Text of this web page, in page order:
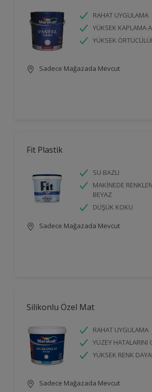
RAHAT UYGULAMA
YÜKSEK KAPLAMA
YÜKSEK
Sadece Mağazada Mevcut
Fit Plastik
SU BAZLI
MAKİNEDE
BEYAZ
DÜŞÜK KOKU
Sadece Mağazada Mevcut
Silikonlu Özel Mat
RAHAT UYGULAMA
YÜZEY HATALARINI
YÜKSEK RENK
Sadece Mağazada Mevcut